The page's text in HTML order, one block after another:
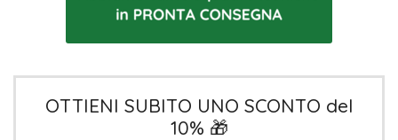
OTTIENI SUBITO UNO SCONTO del
10% 🎁